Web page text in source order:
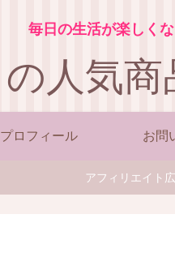
毎日の生活が楽しく
人気
プロフィール お問
アフィリエイト